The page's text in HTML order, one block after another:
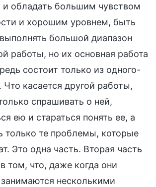
и обладать большим чувством
и хорошим уровнем, быть
большой диапазон
работы, но их основная работа
состоит только из одного-
Что касается другой работы,
спрашивать о ней,
ею и стараться понять ее, а
только те проблемы, которые
Это одна часть. Вторая часть
том, что, даже когда они
несколькими